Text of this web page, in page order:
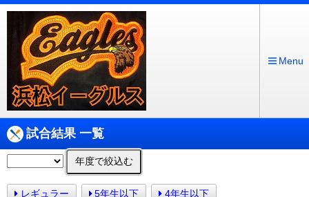
Menu
試合結果 一覧
年度で絞込む
レギュラー 5年生以下 4年生以下